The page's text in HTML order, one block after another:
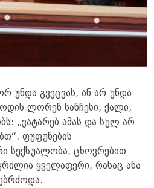
უნდა გვეცვას, ან არ უნდა
ლორენ სანჩესი, ქალი,
„ვატარებ ამას და სულ არ
ფუფუნების
სექსუალობა, ცხოვრებით
ყველაფერი, რასაც ანა